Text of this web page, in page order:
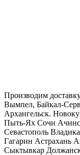
Производим
Вымпел, Байкал-
Архангельск.
Пыть-Ях Сочи
Севастополь
Гагарин Астрахань
Сыктывкар